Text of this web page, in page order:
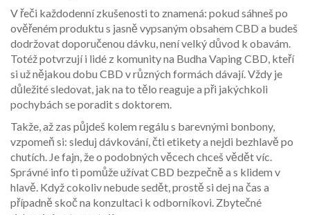
V řeči každodenní zkušenosti to znamená: pokud sáhneš po
ověřeném produktu s jasně vypsaným obsahem CBD a budeš
dodržovat doporučenou dávku, není velký důvod k obavám.
Totéž potvrzují i lidé z komunity na Budha Vaping CBD, kteří
si už nějakou dobu CBD v různých formách dávají. Vždy je
důležité sledovat, jak na to tělo reaguje a při jakýchkoli
pochybách se poradit s doktorem.
Takže, až zas půjdeš kolem regálu s barevnými bonbony,
vzpomeň si: sleduj dávkování, čti etikety a nejdi bezhlavě po
chutích. Je fajn, že o podobných věcech chceš vědět víc.
Správné info ti pomůže užívat CBD bezpečně a s klidem v
hlavě. Když cokoliv nebude sedět, prostě si dej na čas a
případně skoč na konzultaci k odborníkovi. Zbytečné